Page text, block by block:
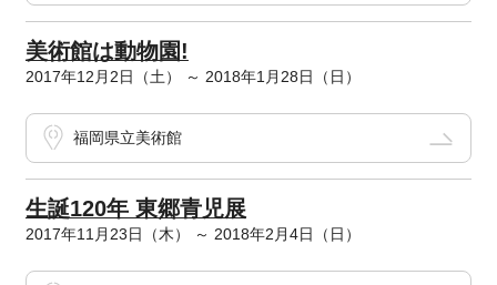
美術館は動物園!
2017年12月2日（土） ～ 2018年1月28日（日）
福岡県立美術館
生誕120年 東郷青児展
2017年11月23日（木） ～ 2018年2月4日（日）